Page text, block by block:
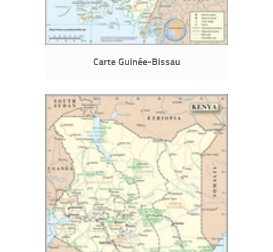
Carte Guinée-Bissau